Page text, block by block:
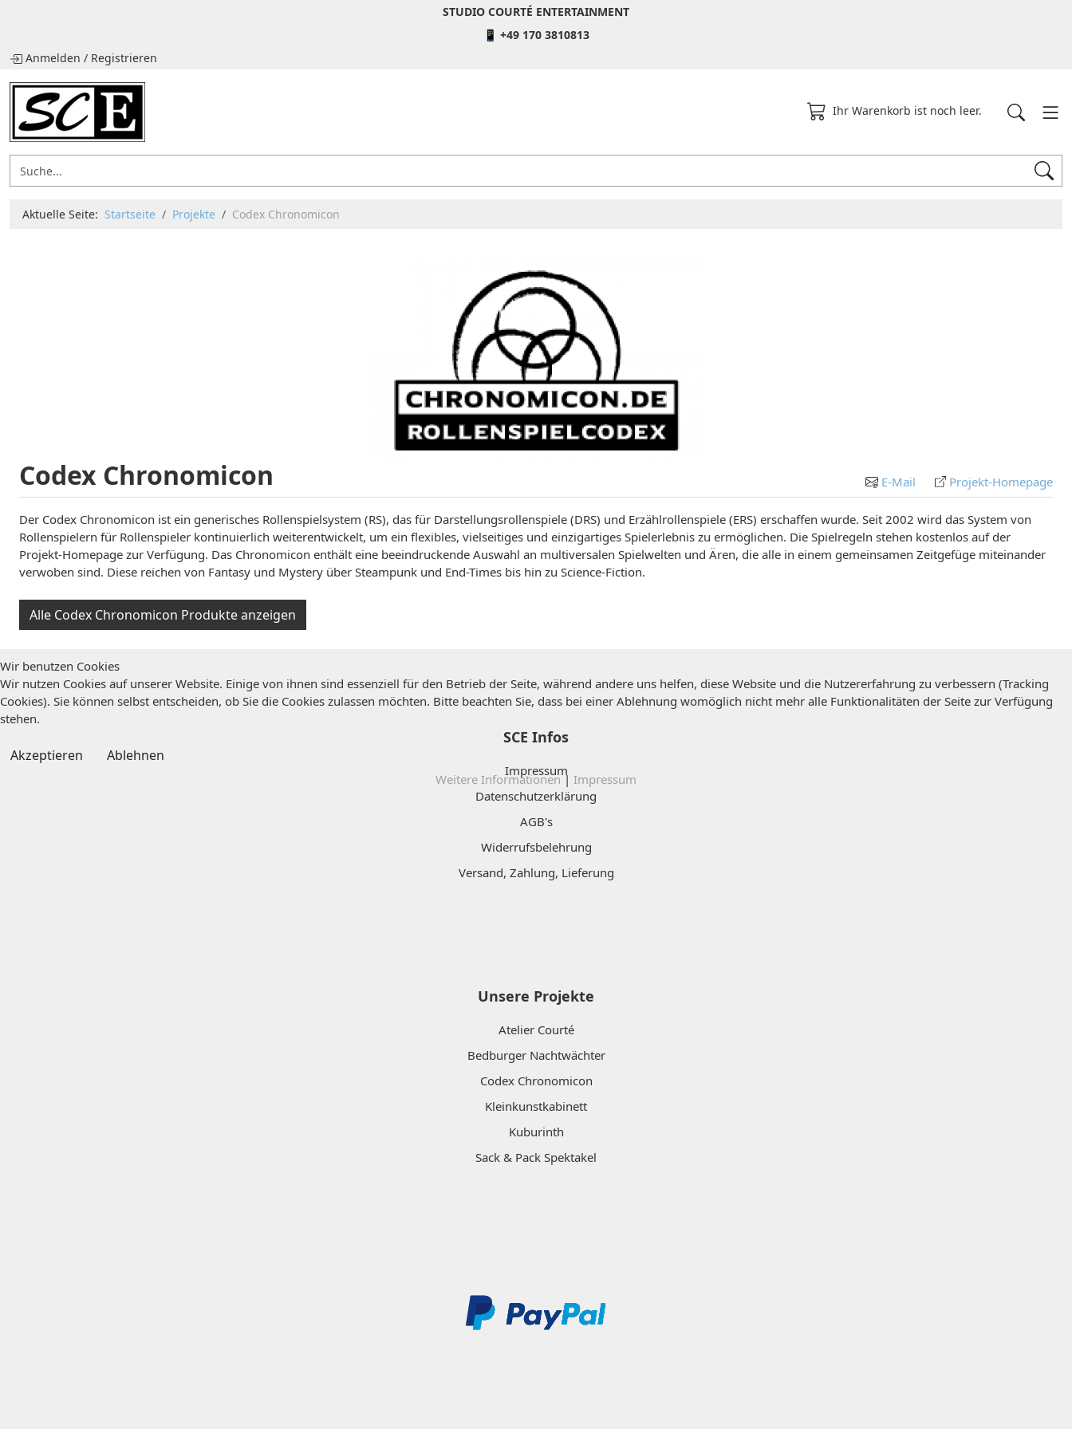
STUDIO COURTÉ ENTERTAINMENT
📱 +49 170 3810813
Anmelden / Registrieren
Ihr Warenkorb ist noch leer.
Aktuelle Seite: Startseite Projekte Codex Chronomicon
Codex Chronomicon E-Mail Projekt-Homepage
Der Codex Chronomicon ist ein generisches Rollenspielsystem (RS), das für Darstellungsrollenspiele (DRS) und Erzählrollenspiele (ERS) erschaffen wurde. Seit 2002 wird das System von
Rollenspielern für Rollenspieler kontinuierlich weiterentwickelt, um ein flexibles, vielseitiges und einzigartiges Spielerlebnis zu ermöglichen. Die Spielregeln stehen kostenlos auf der
Projekt-Homepage zur Verfügung. Das Chronomicon enthält eine beeindruckende Auswahl an multiversalen Spielwelten und Ären, die alle in einem gemeinsamen Zeitgefüge miteinander
verwoben sind. Diese reichen von Fantasy und Mystery über Steampunk und End-Times bis hin zu Science-Fiction.
Alle Codex Chronomicon Produkte anzeigen
SCE Infos
Impressum
Datenschutzerklärung
AGB's
Widerrufsbelehrung
Versand, Zahlung, Lieferung
Unsere Projekte
Atelier Courté
Bedburger Nachtwächter
Codex Chronomicon
Kleinkunstkabinett
Kuburinth
Sack & Pack Spektakel
Wir benutzen Cookies
Wir nutzen Cookies auf unserer Website. Einige von ihnen sind essenziell für den Betrieb der Seite, während andere uns helfen, diese Website und die Nutzererfahrung zu verbessern (Tracking
Cookies). Sie können selbst entscheiden, ob Sie die Cookies zulassen möchten. Bitte beachten Sie, dass bei einer Ablehnung womöglich nicht mehr alle Funktionalitäten der Seite zur Verfügung
stehen.
Akzeptieren Ablehnen
Weitere Informationen| Impressum